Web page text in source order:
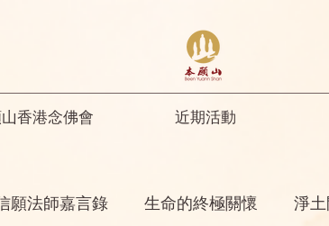
香港念佛會 近期活動
願法師嘉言錄 生命的終極關懷 淨